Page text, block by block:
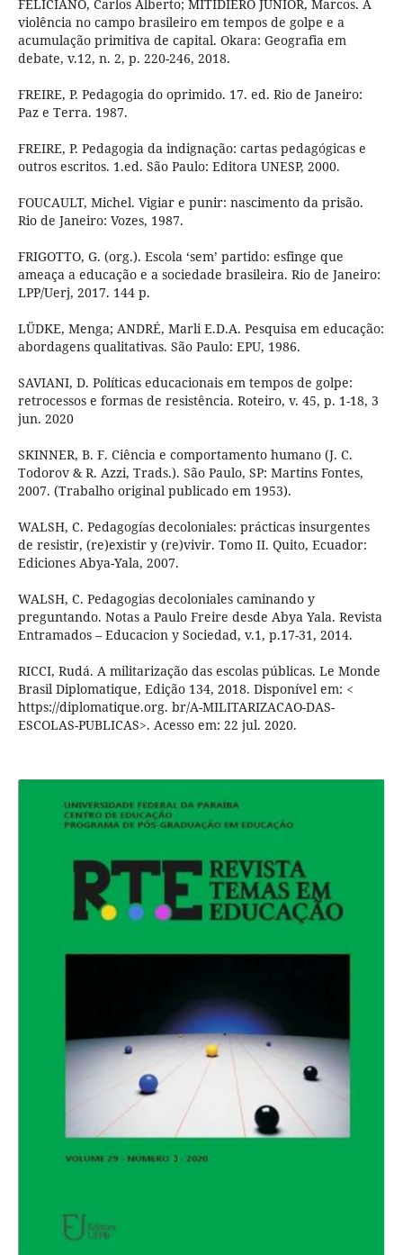
FELICIANO, Carlos Alberto; MITIDIERO JUNIOR, Marcos. A
violência no campo brasileiro em tempos de golpe e a
acumulação primitiva de capital. Okara: Geografia em
debate, v.12, n. 2, p. 220-246, 2018.
FREIRE, P. Pedagogia do oprimido. 17. ed. Rio de Janeiro:
Paz e Terra. 1987.
FREIRE, P. Pedagogia da indignação: cartas pedagógicas e
outros escritos. 1.ed. São Paulo: Editora UNESP, 2000.
FOUCAULT, Michel. Vigiar e punir: nascimento da prisão.
Rio de Janeiro: Vozes, 1987.
FRIGOTTO, G. (org.). Escola ‘sem’ partido: esfinge que
ameaça a educação e a sociedade brasileira. Rio de Janeiro:
LPP/Uerj, 2017. 144 p.
LÜDKE, Menga; ANDRÉ, Marli E.D.A. Pesquisa em educação:
abordagens qualitativas. São Paulo: EPU, 1986.
SAVIANI, D. Políticas educacionais em tempos de golpe:
retrocessos e formas de resistência. Roteiro, v. 45, p. 1-18, 3
jun. 2020
SKINNER, B. F. Ciência e comportamento humano (J. C.
Todorov & R. Azzi, Trads.). São Paulo, SP: Martins Fontes,
2007. (Trabalho original publicado em 1953).
WALSH, C. Pedagogías decoloniales: prácticas insurgentes
de resistir, (re)existir y (re)vivir. Tomo II. Quito, Ecuador:
Ediciones Abya-Yala, 2007.
WALSH, C. Pedagogias decoloniales caminando y
preguntando. Notas a Paulo Freire desde Abya Yala. Revista
Entramados – Educacion y Sociedad, v.1, p.17-31, 2014.
RICCI, Rudá. A militarização das escolas públicas. Le Monde
Brasil Diplomatique, Edição 134, 2018. Disponível em: <
https://diplomatique.org. br/A-MILITARIZACAO-DAS-
ESCOLAS-PUBLICAS>. Acesso em: 22 jul. 2020.